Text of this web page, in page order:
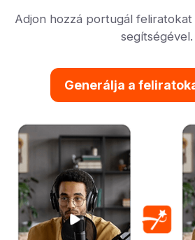
Adjon hozzá portugál feliratokat
segítségével.
Generálja a